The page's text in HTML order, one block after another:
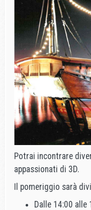
Potrai incontrare
appassionati di 3D.
Il pomeriggio sarà
Dalle 14:00 alle